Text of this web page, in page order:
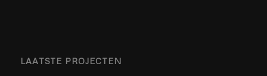
LAATSTE PROJECTEN